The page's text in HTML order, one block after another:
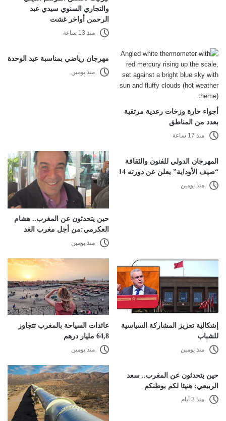
والتجاري السنوي سيدي عبد
الرحمن أواخر غشت
منذ 13 ساعة
أجواء حارة وزخات رعدية مرتقبة
بعدد من المناطق
منذ 17 ساعة
مهرجان رياضي بمناسبة عيد الوحدة
منذ يومين
المهرجان الدولي للفنون والثقافة
“صيف الأوداية” يعلن عن دورته 14
منذ يومين
حين يتحدثون عن المغرب.. هشام
العكرمي:من أجل مغرب الغد
منذ يومين
إشكالية تعزيز المشاركة السياسية
للشباب
منذ يومين
عائدات السياحة بالمغرب تتجاوز
64,8 مليار درهم
منذ يومين
حين يتحدثون عن المغرب.. سعد
الربيعي: هنيئا لكم بوطنكم
منذ 3 أيام